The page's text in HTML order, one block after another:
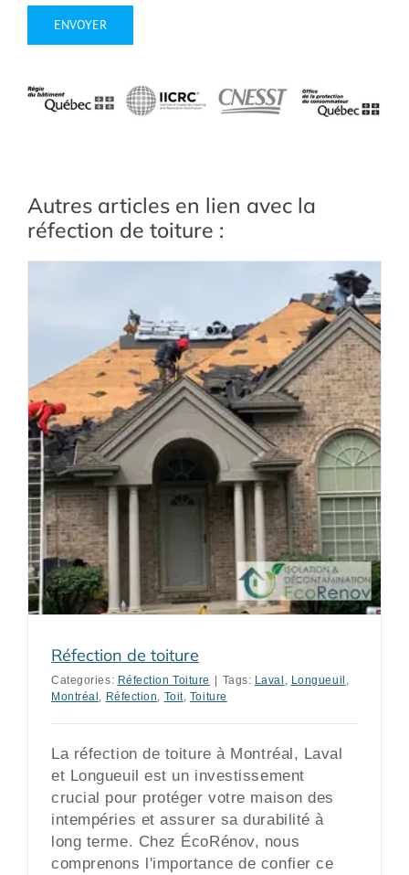
Autres articles en lien avec la
réfection de toiture :
Réfection de toiture
Categories: Réfection Toiture | Tags: Laval Longueuil
Montréal
Réfection Toit, Toiture
La réfection de toiture à Montréal, Laval
et Longueuil est un investissement
crucial pour protéger votre maison des
intempéries et assurer sa durabilité à
long terme. Chez ÉcoRénov, nous
comprenons l'importance de confier ce